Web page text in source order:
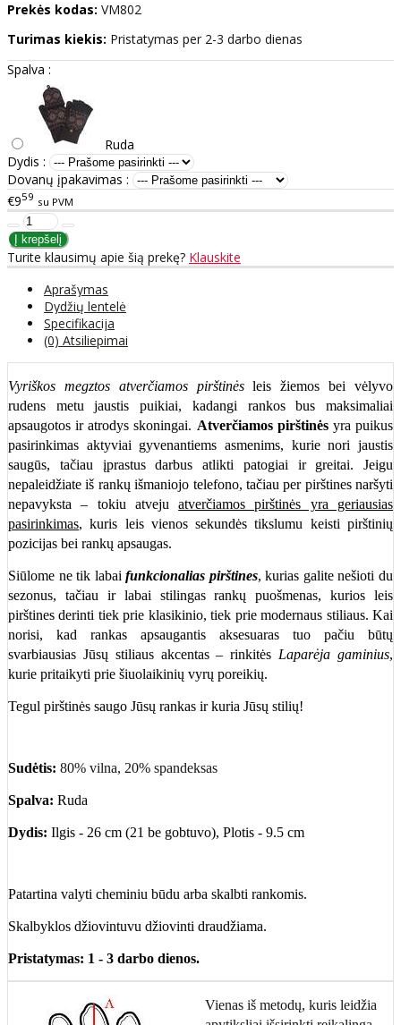
Prekės kodas: VM802
Turimas kiekis: Pristatymas per 2-3 darbo dienas
Spalva :
Ruda
Dydis :
Dovanų įpakavimas :
€959 su PVM
Turite klausimų apie šią prekę? Klauskite
Aprašymas
Dydžių lentelė
Specifikacija
(0) Atsiliepimai
Vyriškos megztos atverčiamos pirštinėsleis žiemos bei vėlyvo
rudens metu jaustis puikiai, kadangi rankos bus maksimaliai
apsaugotos ir atrodys skoningai. Atverčiamos pirštinėsyra puikus
pasirinkimas aktyviai gyvenantiems asmenims, kurie nori jaustis
saugūs, tačiau įprastus darbus atlikti patogiai ir greitai. Jeigu
nepaleidžiate iš rankų išmaniojo telefono, tačiau per pirštines naršyti
nepavyksta – tokiu atvejuatverčiamos pirštinės yra geriausias
pasirinkimas, kuris leis vienos sekundės tikslumu keisti pirštinių
pozicijas bei rankų apsaugas.
Siūlome ne tik labaifunkcionalias pirštines, kurias galite nešioti du
sezonus, tačiau ir labai stilingas rankų puošmenas, kurios leis
pirštines derinti tiek prie klasikinio, tiek prie modernaus stiliaus. Kai
norisi, kad rankas apsaugantis aksesuaras tuo pačiu būtų
svarbiausias Jūsų stiliaus akcentas – rinkitės Laparėja gaminius,
kurie pritaikyti prie šiuolaikinių vyrų poreikių.
Tegul pirštinės saugo Jūsų rankas ir kuria Jūsų stilių!
Sudėtis: 80% vilna, 20% spandeksas
Spalva: Ruda
Dydis: Ilgis - 26 cm (21 be gobtuvo), Plotis - 9.5 cm
Patartina valyti cheminiu būdu arba skalbti rankomis.
Skalbyklos džiovintuvu džiovinti draudžiama.
Pristatymas: 1 - 3 darbo dienos.
Vienas iš metodų, kuris leidžia